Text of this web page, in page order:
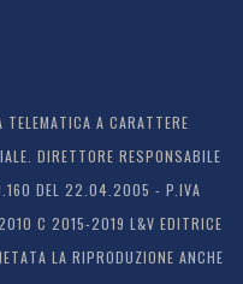
A CARATTERE
DIRETTORE RESPONSABILE
DEL 22.04.2005 - P.IVA
C 2015-2019 L&V EDITRICE
LA RIPRODUZIONE ANCHE